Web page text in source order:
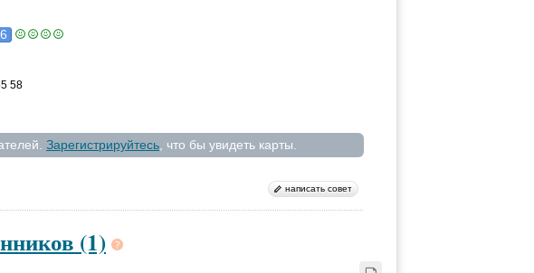
6
58
Зарегистрируйтесь , что бы увидеть карты.
написать совет
(1)